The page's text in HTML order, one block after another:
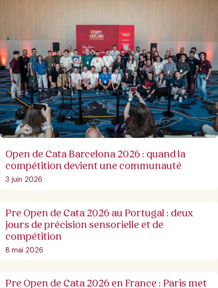
Open de Cata Barcelona 2026 : quand la
compétition devient une communauté
3 juin 2026
Pre Open de Cata 2026 au Portugal : deux
jours de précision sensorielle et de
compétition
8 mai 2026
Pre Open de Cata 2026 en France : Paris met